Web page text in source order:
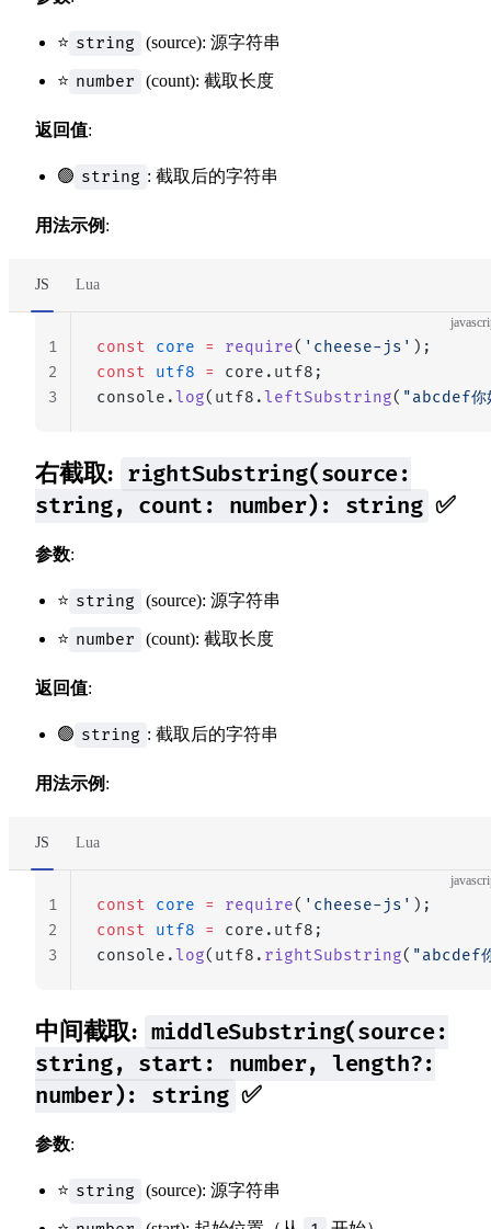
⭐ string (source): 源字符串
⭐ number (count): 截取长度
返回值:
🟢 string : 截取后的字符串
用法示例 :
JS Lua
const core = require( 'cheese-js' );
const utf8 =
core.utf8;
console.log(utf8.leftSubstring( "abcdef你
1
2
3
右截取: rightSubstring(source:
string, count: number): string ✅
参数:
⭐ string (source): 源字符串
⭐ number (count): 截取长度
返回值:
🟢 string : 截取后的字符串
用法示例 :
JS Lua
const core = require( 'cheese-js' );
const utf8 =
core.utf8;
console.log(utf8. rightSubstring( "abcdef
1
2
3
中间截取: middleSubstring(source:
string, start: number, length?:
number): string ✅
参数:
⭐ string (source): 源字符串